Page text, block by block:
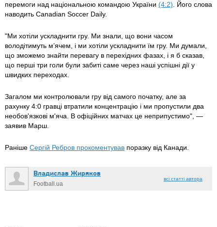
перемоги над національною командою України (4:2). Його слова
наводить Canadian Soccer Daily.
"Ми хотіли ускладнити гру. Ми знали, що вони часом
володітимуть м’ячем, і ми хотіли ускладнити їм гру. Ми думали,
що зможемо знайти перевагу в перехідних фазах, і я б сказав,
що перші три голи були забиті саме через наші успішні дії у
швидких переходах.
Загалом ми контролювали гру від самого початку, але за
рахунку 4:0 гравці втратили концентрацію і ми пропустили два
необов'язкові м'яча. В офіційних матчах це неприпустимо", —
заявив Марш.
Раніше Сергій Ребров прокоментував поразку від Канади.
Владислав Жиряков
Football.ua
всі статті автора